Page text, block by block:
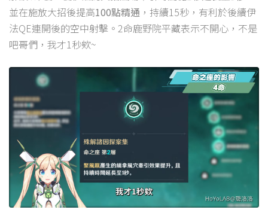
並在施放大招後提高100點精通 ，持續15秒，有利於後續伊
法QE連開後的空中射擊。2命鹿野院平藏表示不開心，不是
吧哥們，我才1秒欸~